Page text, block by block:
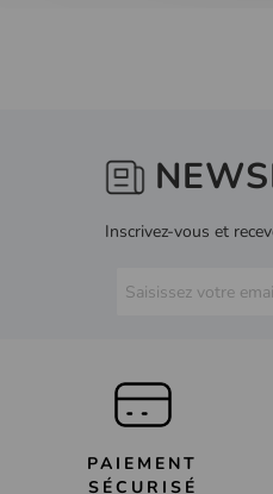
Inscrivez-vous et
PAIEMENT
SÉCURISÉ